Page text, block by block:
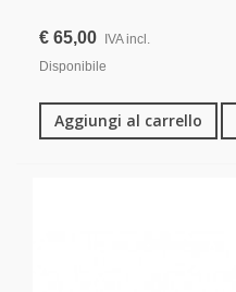
€ 65,00
IVA incl.
Disponibile
Aggiungi al carrello